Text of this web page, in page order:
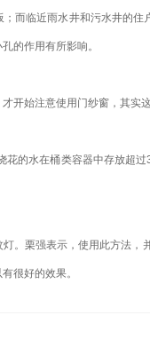
而临近雨水井和污水井的
的作用有所影响。
始注意使用门纱窗，其实
的水在桶类容器中存放超
。栗强表示，使用此方法
很好的效果。